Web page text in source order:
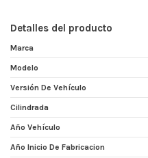
Detalles del producto
Marca
Modelo
Versión De Vehículo
Cilindrada
Año Vehículo
Año Inicio De Fabricacion